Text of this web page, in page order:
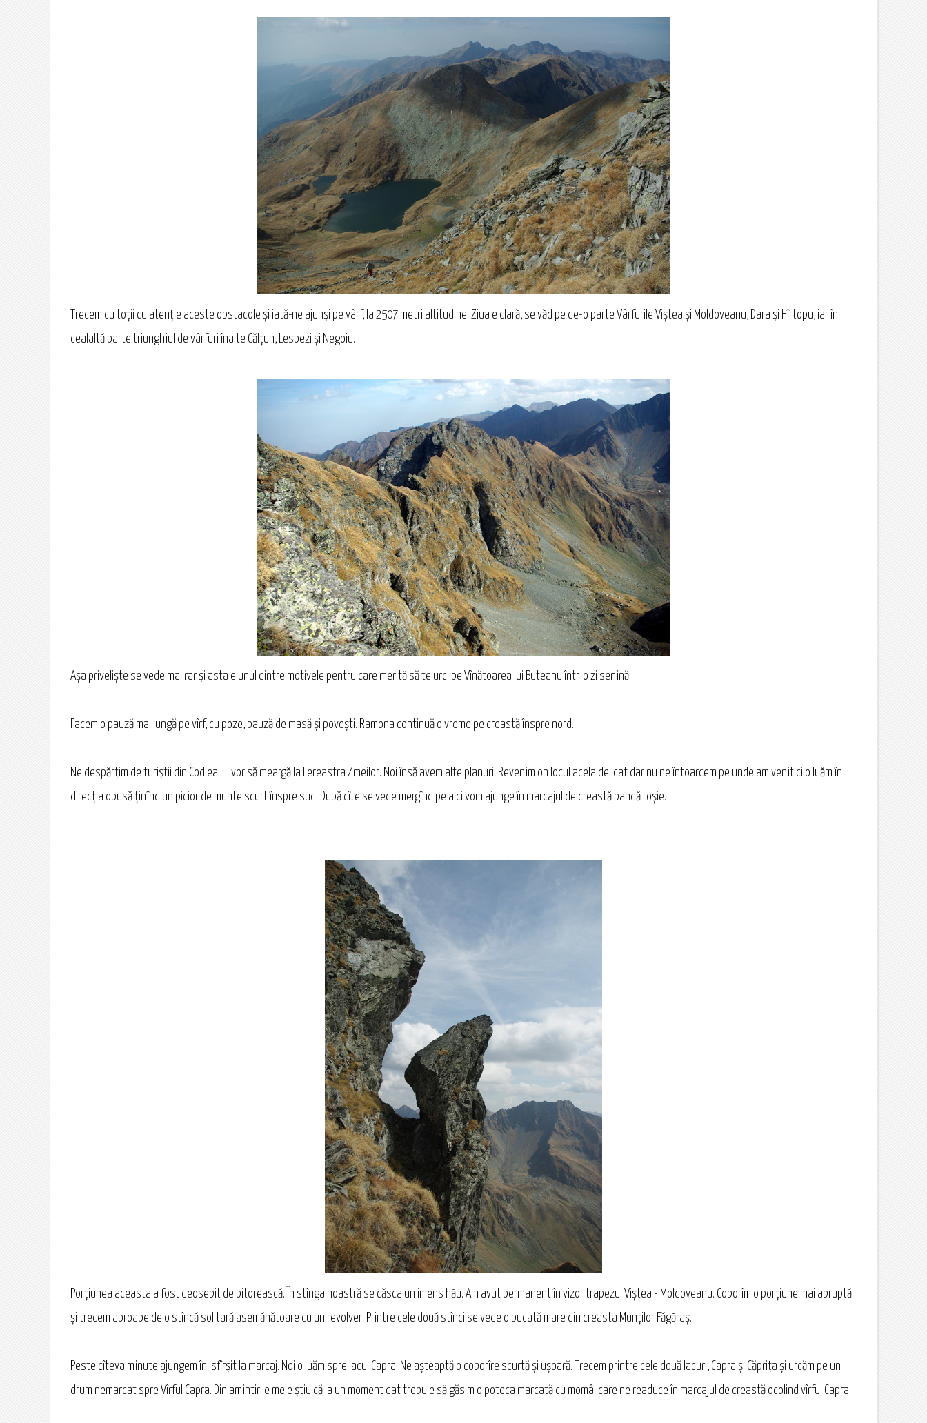
Trecem cu toții cu atenție aceste obstacole și iată-ne ajunși pe vârf, la 2507 metri altitudine. Ziua e clară, se văd pe de-o parte Vârfurile Viştea și Moldoveanu, Dara și Hîrtopu, iar în
cealaltă parte triunghiul de vârfuri înalte Călțun, Lespezi și Negoiu.
Așa priveliște se vede mai rar și asta e unul dintre motivele pentru care merită să te urci pe Vînătoarea lui Buteanu într-o zi senină.
Facem o pauză mai lungă pe vîrf, cu poze, pauză de masă și povești. Ramona continuă o vreme pe creastă înspre nord.
Ne despărțim de turiștii din Codlea. Ei vor să meargă la Fereastra Zmeilor. Noi însă avem alte planuri. Revenim on locul acela delicat dar nu ne întoarcem pe unde am venit ci o luăm în
direcția opusă ținînd un picior de munte scurt înspre sud. După cîte se vede mergînd pe aici vom ajunge în marcajul de creastă bandă roșie.
Porțiunea aceasta a fost deosebit de pitorească. În stînga noastră se căsca un imens hău. Am avut permanent în vizor trapezul Viștea - Moldoveanu. Coborîm o porțiune mai abruptă
și trecem aproape de o stîncă solitară asemănătoare cu un revolver. Printre cele două stînci se vede o bucată mare din creasta Munților Făgăraș.
Peste cîteva minute ajungem în sfîrșit la marcaj. Noi o luăm spre lacul Capra. Ne așteaptă o coborîre scurtă și ușoară. Trecem printre cele două lacuri, Capra și Căprița și urcăm pe un
drum nemarcat spre Vîrful Capra. Din amintirile mele știu că la un moment dat trebuie să găsim o poteca marcată cu momâi care ne readuce în marcajul de creastă ocolind vîrful Capra.